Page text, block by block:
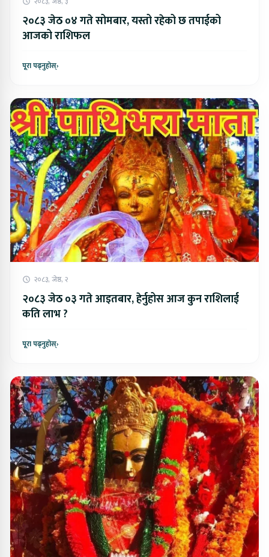
२०८३ जेठ ०४ गते सोमबार, यस्तो रहेको छ तपाईको
आजको राशिफल
पूरा पढ्नुहोस्›
२०८३, जेष्ठ, २
२०८३ जेठ ०३ गते आइतबार, हेर्नुहोस आज कुन राशिलाई
कति लाभ ?
पूरा पढ्नुहोस्›